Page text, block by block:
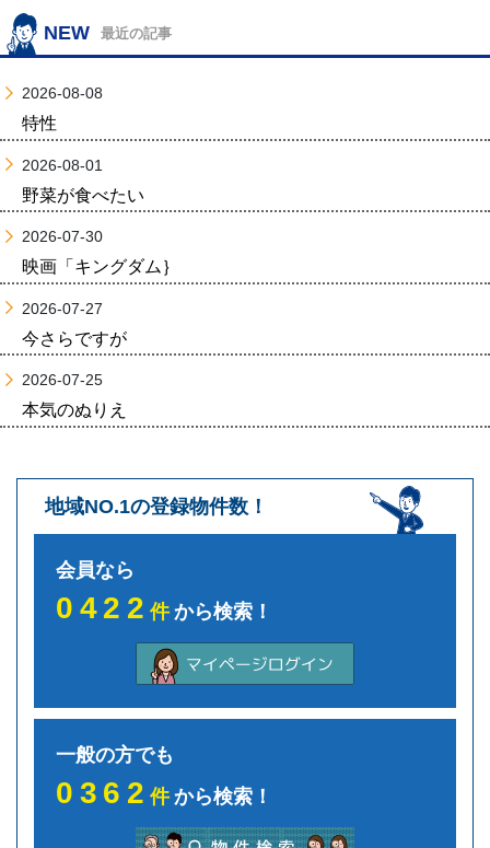
NEW 最近の記事
2026-08-08
特性
2026-08-01
野菜が食べたい
2026-07-30
映画「キングダム｝
2026-07-27
今さらですが
2026-07-25
本気のぬりえ
地域NO.1の登録物件数！
会員なら
0422件から検索！
一般の方でも
0362件から検索！